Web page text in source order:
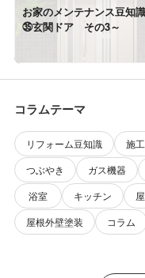
お家のメンテナンス豆知
㉟玄関ドア その3～
コラムテーマ
リフォーム豆知識 施
つぶやき
ガス機器
浴室
キッチン
屋根外壁塗装
コラム